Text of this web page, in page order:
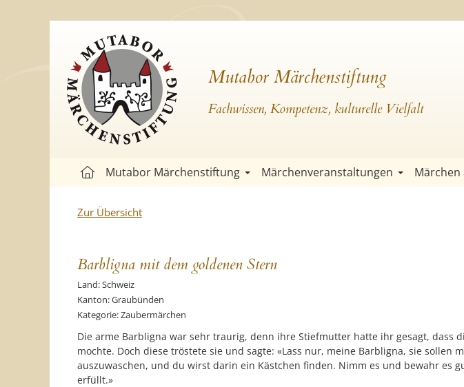
Mutabor Märchenstiftung
Fachwissen, Kompetenz, kulturelle Vielfalt
Mutabor Märchenstiftung Märchenveranstaltungen Märchen
Zur Übersicht
Barbligna mit dem goldenen Stern
Land: Schweiz
Kanton: Graubünden
Kategorie: Zaubermärchen
Die arme Barbligna war sehr traurig, denn ihre Stiefmutter hatte ihr gesagt, dass
mochte. Doch diese tröstete sie und sagte: «Lass nur, meine Barbligna, sie
auszuwaschen, und du wirst darin ein Kästchen finden. Nimm es und bewahr es
erfüllt.»